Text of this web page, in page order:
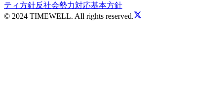
ティ方針反社会勢力対応基本方針
© 2024 TIMEWELL. All rights reserved.